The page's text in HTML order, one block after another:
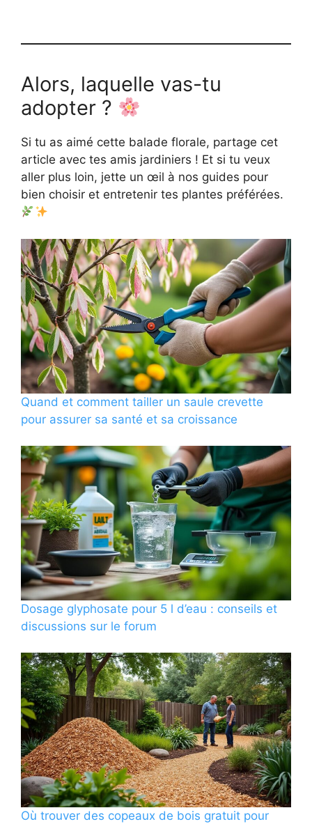
Alors, laquelle vas-tu
adopter ?
Si tu as aimé cette balade florale, partage cet
article avec tes amis jardiniers ! Et si tu veux
aller plus loin, jette un œil à nos guides pour
bien choisir et entretenir tes plantes préférées.
Quand et comment tailler un saule crevette
pour assurer sa santé et sa croissance
Dosage glyphosate pour 5 l d’eau : conseils et
discussions sur le forum
Où trouver des copeaux de bois gratuit pour